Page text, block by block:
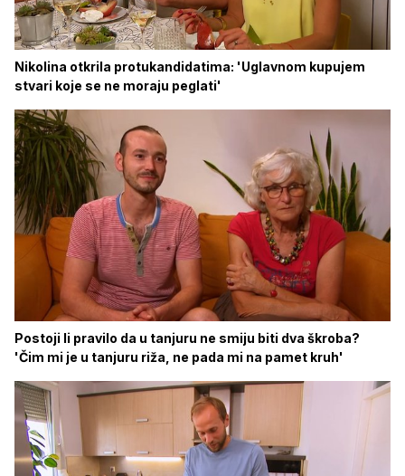
Nikolina otkrila protukandidatima: 'Uglavnom kupujem
stvari koje se ne moraju peglati'
Postoji li pravilo da u tanjuru ne smiju biti dva škroba?
'Čim mi je u tanjuru riža, ne pada mi na pamet kruh'